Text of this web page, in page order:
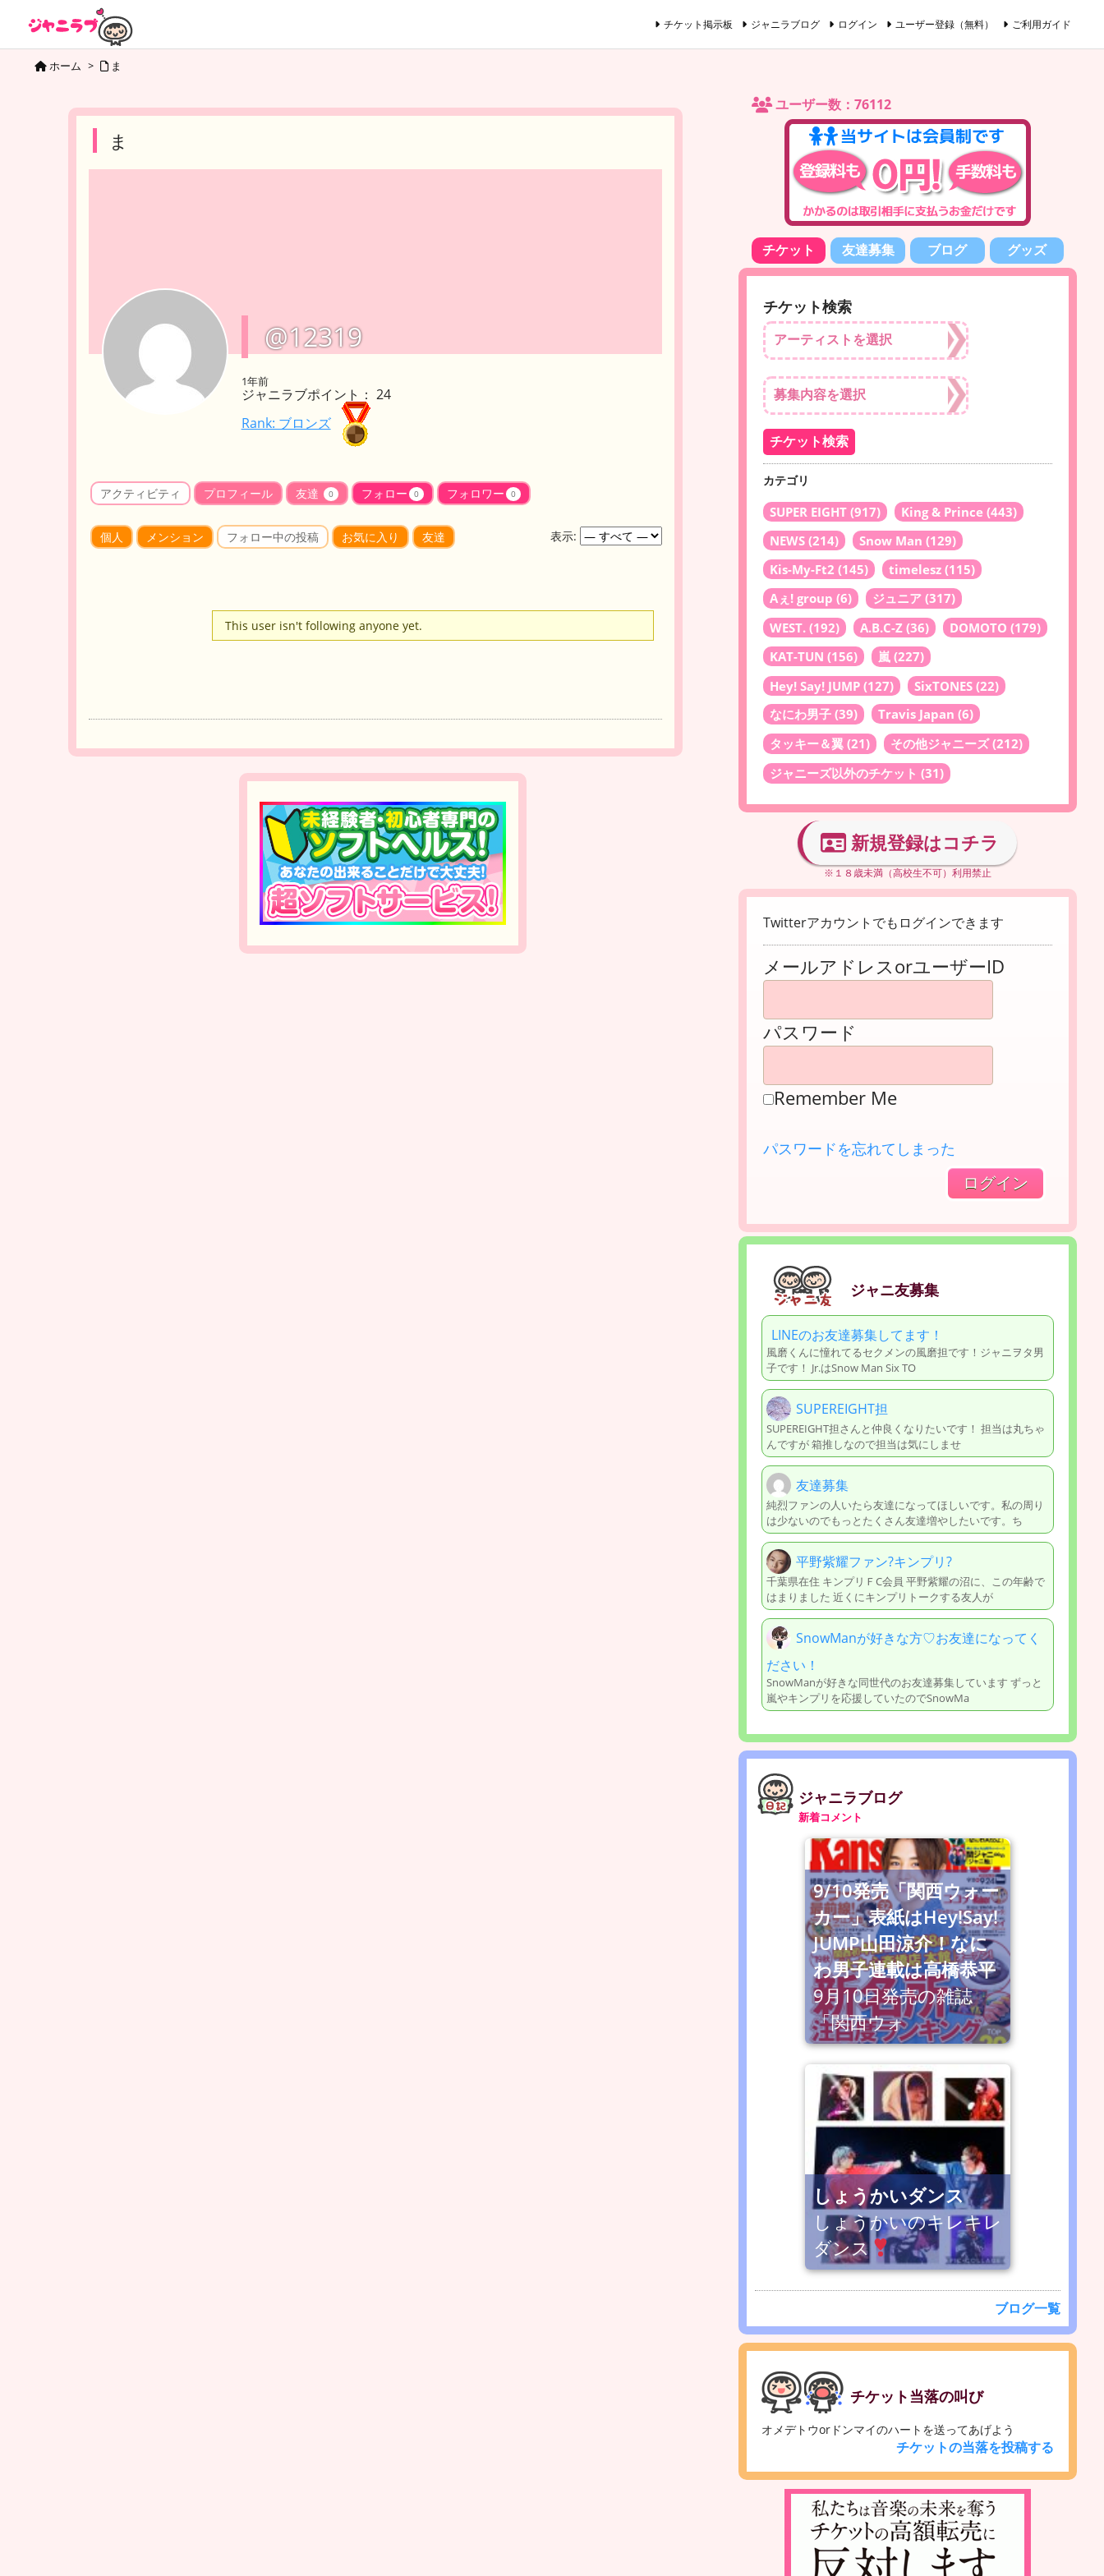
チケット掲示板 ジャニラブログ ログイン ユーザー登録（無料） ご利用ガイド
ホーム > ま
ま
@12319
1年前
ジャニラブポイント： 24
Rank: ブロンズ
アクティビティ プロフィール 友達 0 フォロー 0 フォロワー 0
個人 メンション フォロー中の投稿 お気に入り 友達 表示:
This user isn't following anyone yet.
ユーザー数：76112
チケット 友達募集 ブログ グッズ
チケット検索
カテゴリ
SUPER EIGHT (917) King & Prince (443)
NEWS (214) Snow Man (129)
Kis-My-Ft2 (145) timelesz (115)
Aぇ! group (6) ジュニア (317)
WEST. (192) A.B.C-Z (36) DOMOTO (179)
KAT-TUN (156) 嵐 (227)
Hey! Say! JUMP (127) SixTONES (22)
なにわ男子 (39) Travis Japan (6)
タッキー＆翼 (21) その他ジャニーズ(212)
ジャニーズ以外のチケット (31)
新規登録はコチラ
※１８歳未満（高校生不可）利用禁止
Twitterアカウントでもログインできます
メールアドレスorユーザーID
パスワード
Remember Me
パスワードを忘れてしまった
ジャニ友募集
LINEのお友達募集してます！
風磨くんに憧れてるセクメンの風磨担です！ジャニヲタ男
子です！ Jr.はSnow Man Six TO
SUPEREIGHT担
SUPEREIGHT担さんと仲良くなりたいです！ 担当は丸ちゃ
んですが 箱推しなので担当は気にしませ
友達募集
純烈ファンの人いたら友達になってほしいです。私の周り
は少ないのでもっとたくさん友達増やしたいです。ち
平野紫耀ファン?キンプリ?
千葉県在住 キンプリＦC会員 平野紫耀の沼に、この年齢で
はまりました 近くにキンプリトークする友人が
SnowManが好きな方♡お友達になってく
ださい！
SnowManが好きな同世代のお友達募集しています ずっと
嵐やキンプリを応援していたのでSnowMa
ジャニラブログ
新着コメント
9/10発売「関西ウォー
カー」表紙はHey!Say!
JUMP山田涼介！なに
わ男子連載は高橋恭平
9月10日発売の雑誌
「関西ウォ
しょうかいダンス
しょうかいのキレキレ
ダンス
ブログ一覧
チケット当落の叫び
オメデトウorドンマイのハートを送ってあげよう
チケットの当落を投稿する